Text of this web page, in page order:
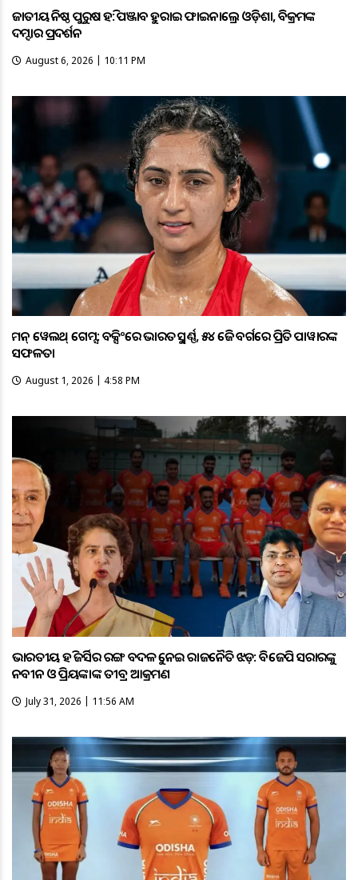
ଜାତୀୟ କନିଷ୍ଠ ପୁରୁଷ ହକି: ପଞ୍ଜାବକୁ ହରାଇ ଫାଇନାଲ୍ରେ ଓଡ଼ିଶା, ବିକ୍ରମଙ୍କ
ଦମ୍ଦାର ପ୍ରଦର୍ଶନ
August 6, 2026 | 10:11 PM
କମନ୍ ୱେଲଥ୍ ଗେମ୍ସ: ବକ୍ସିଂରେ ଭାରତକୁ ସ୍ବର୍ଣ୍ଣ, ୫୪ କେଜି ବର୍ଗରେ ପ୍ରିତି ପାୱାରଙ୍କ
ସଫଳତା
August 1, 2026 | 4:58 PM
ଭାରତୀୟ ହକି ଜର୍ସିର ରଙ୍ଗ ବଦଳକୁ ନେଇ ରାଜନୈତିକ ଝଡ଼: ବିଜେପି ସରକାରଙ୍କୁ
ନବୀନ ଓ ପ୍ରିୟଙ୍କାଙ୍କ ତୀବ୍ର ଆକ୍ରମଣ
July 31, 2026 | 11:56 AM